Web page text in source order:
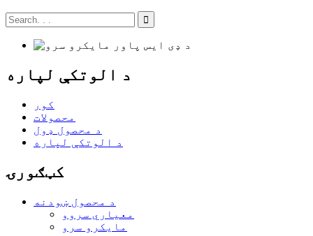
د الوتکې لپاره
کور
محصولات
د محصول ډول
د الوتکې لپاره
کټګورۍ
د محصول ښودنه
معیاري سروو
مایکرو سرو